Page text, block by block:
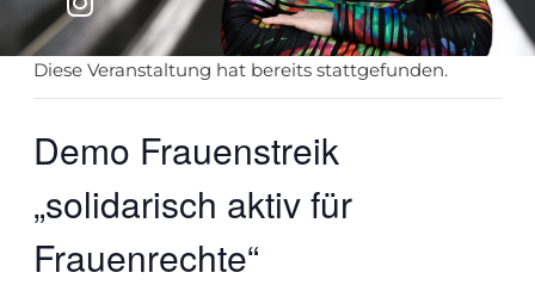
« Alle Veranstaltungen
Diese Veranstaltung hat bereits stattgefunden.
Demo Frauenstreik
„solidarisch aktiv für
Frauenrechte“